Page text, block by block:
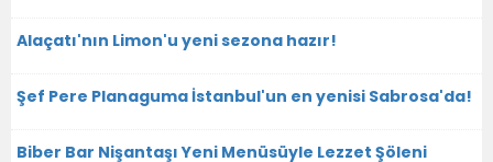
Alaçatı'nın Limon'u yeni sezona hazır!
Şef Pere Planaguma İstanbul'un en yenisi Sabrosa'da!
Biber Bar Nişantaşı Yeni Menüsüyle Lezzet Şöleni